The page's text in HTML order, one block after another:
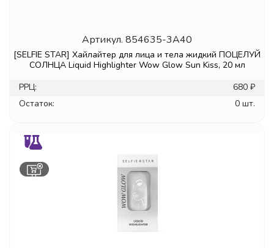
Артикул. 854635-3A40
[SELFIE STAR] Хайлайтер для лица и тела жидкий ПОЦЕЛУЙ
СОЛНЦА Liquid Highlighter Wow Glow Sun Kiss, 20 мл
РРЦ:
680 ₽
Остаток:
0 шт.